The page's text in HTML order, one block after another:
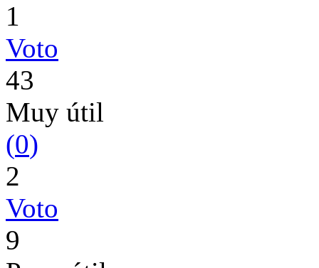
1
Voto
43
Muy útil
(0)
2
Voto
9